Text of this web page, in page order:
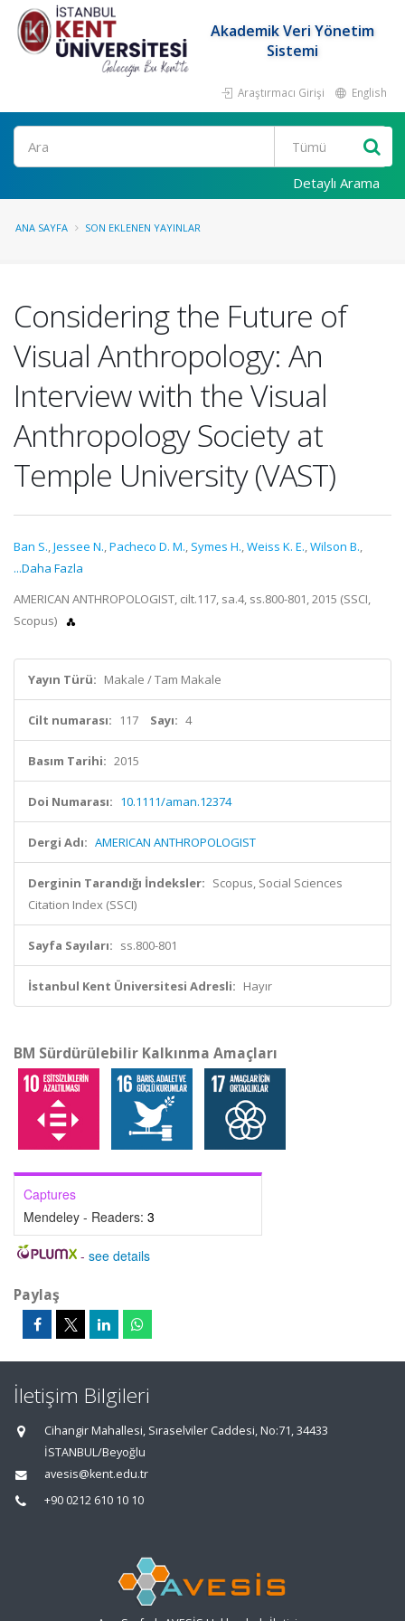
Akademik Veri Yönetim
Sistemi
Araştırmacı Girişi English
Ara
Detaylı Arama
ANA SAYFA SON EKLENEN YAYINLAR
Considering the Future of
Visual Anthropology: An
Interview with the Visual
Anthropology Society at
Temple University (VAST)
Ban S.,Jessee N.,Pacheco D. M., Symes H.,Weiss K. E.,Wilson B.,
...Daha Fazla
AMERICAN ANTHROPOLOGIST, cilt.117, sa.4, ss.800-801, 2015 (SSCI,
Scopus)
Yayın Türü: Makale / Tam Makale
Cilt numarası: 117 Sayı: 4
Basım Tarihi: 2015
Doi Numarası: 10.1111/aman.12374
Dergi Adı: AMERICAN ANTHROPOLOGIST
Derginin Tarandığı İndeksler: Scopus, Social Sciences
Citation Index (SSCI)
Sayfa Sayıları: ss.800-801
İstanbul Kent Üniversitesi Adresli: Hayır
BM Sürdürülebilir Kalkınma Amaçları
Captures
Mendeley - Readers: 3
- see details
Paylaş
İletişim Bilgileri
Cihangir Mahallesi, Sıraselviler Caddesi, No:71, 34433
İSTANBUL/Beyoğlu
avesis@kent.edu.tr
+90 0212 610 10 10